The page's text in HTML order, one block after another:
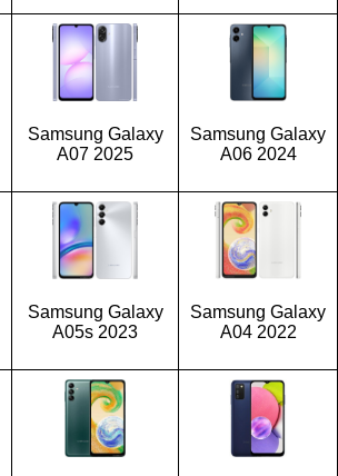
Samsung Galaxy
A07 2025
Samsung Galaxy
A06 2024
Samsung Galaxy
A05s 2023
Samsung Galaxy
A04 2022